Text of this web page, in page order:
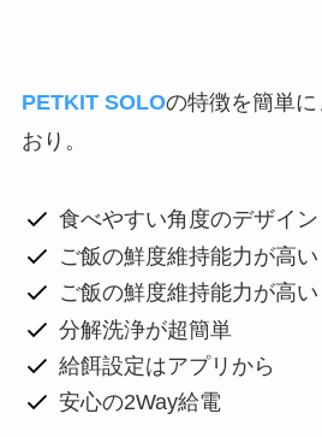
PETKIT SOLOの特徴を簡単
おり。
食べやすい角度のデザイン
ご飯の鮮度維持能力が高い
ご飯の鮮度維持能力が高い
分解洗浄が超簡単
給餌設定はアプリから
安心の2Way給電